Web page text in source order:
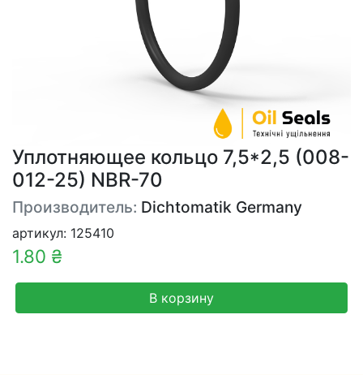
Уплотняющее кольцо 7,5*2,5 (008-
012-25) NBR-70
Производитель: Dichtomatik Germany
артикул: 125410
1.80 ₴
В корзину